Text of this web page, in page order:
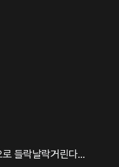
들락날락거린다...